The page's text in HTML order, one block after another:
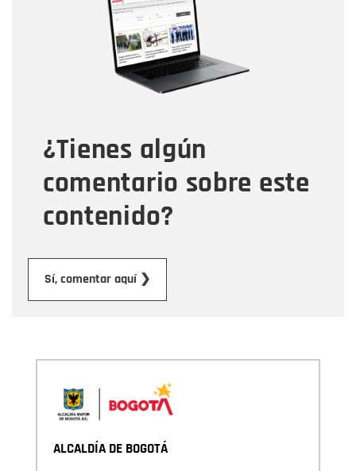
¿Tienes algún
comentario sobre este
contenido?
Sí, comentar aquí ❯
Correo electrónico
Tipo de comentario
Mensaje
ALCALDÍA DE BOGOTÁ